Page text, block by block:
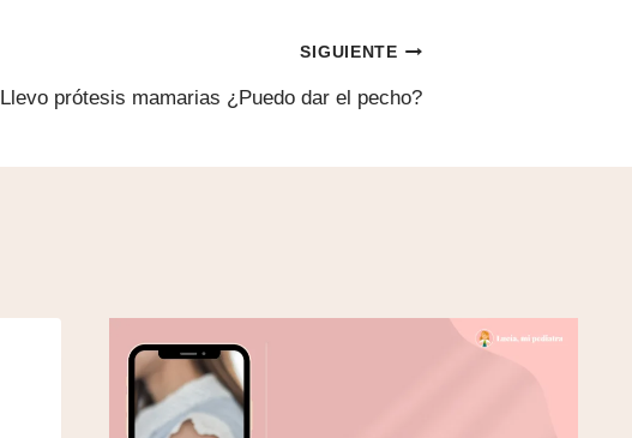
SIGUIENTE
Llevo prótesis mamarias ¿Puedo dar el pecho?